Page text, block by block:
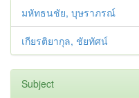
มหัทธนชัย, บุษราภรณ์
เกียรติยากุล, ชัยทัศน์
Subject